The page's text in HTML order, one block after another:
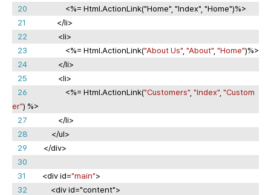
20 <%= Html.ActionLink("Home", "Index", "Home")%>
21
</li>
22 <li>
23 <%= Html.ActionLink("About Us" "About" "Home")%>
24 </li>
25 <li>
26 <%= Html.ActionLink("Customers" "Index" "Custom
er") %>
27 </li>
28 </ul>
29 </div>
30
31
<div id="main">
32 <div id="content">